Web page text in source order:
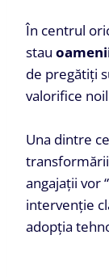
În centrul
stau
de pregătiți
valorifice
Una dintre
angajații vor
intervenție
adopția